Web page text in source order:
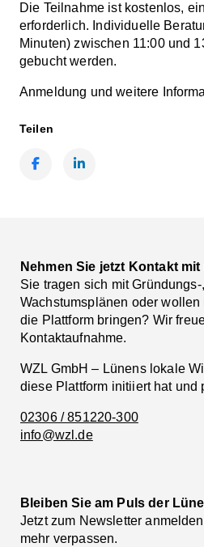
Die Teilnahme ist kostenlos,
erforderlich. Individuelle
Minuten) zwischen 11:00 und
gebucht werden.
Anmeldung und weitere
Teilen
Nehmen Sie jetzt Kontakt
Sie tragen sich mit
Wachstumsplänen oder
die Plattform bringen? Wir
Kontaktaufnahme.
WZL GmbH – Lünens lokale
diese Plattform initiiert hat und
02306 / 851220-300
info@wzl.de
Bleiben Sie am Puls der
Jetzt zum Newsletter
mehr verpassen.